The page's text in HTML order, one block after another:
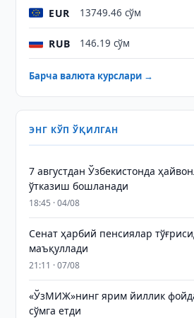
EUR 13749.46 сўм
RUB 146.19 сўм
Барча валюта курслари →
ЭНГ КЎП ЎҚИЛГАН
7 августдан Ўзбекистонда
ўтказиш бошланади
18:45 · 04/08
Сенат ҳарбий пенсиялар
маъқуллади
21:11 · 07/08
«ЎзМИЖ»нинг ярим йиллик
сўмга етди